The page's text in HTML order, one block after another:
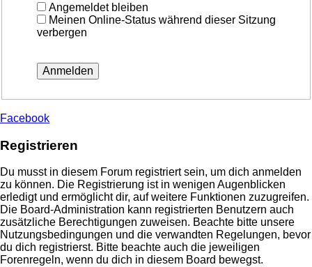
Angemeldet bleiben
Meinen Online-Status während dieser Sitzung
verbergen
Facebook
Registrieren
Du musst in diesem Forum registriert sein, um dich anmelden
zu können. Die Registrierung ist in wenigen Augenblicken
erledigt und ermöglicht dir, auf weitere Funktionen zuzugreifen.
Die Board-Administration kann registrierten Benutzern auch
zusätzliche Berechtigungen zuweisen. Beachte bitte unsere
Nutzungsbedingungen und die verwandten Regelungen, bevor
du dich registrierst. Bitte beachte auch die jeweiligen
Forenregeln, wenn du dich in diesem Board bewegst.